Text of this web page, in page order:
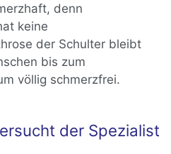
denn
keine
der Schulter bleibt
bis zum
völlig schmerzfrei.
der Spezialist